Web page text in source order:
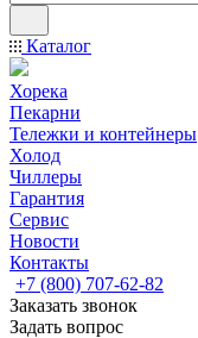
Каталог
Хорека
Пекарни
Тележки и контейнеры
Холод
Чиллеры
Гарантия
Сервис
Новости
Контакты
+7 (800) 707-62-82
Заказать звонок
Задать вопрос